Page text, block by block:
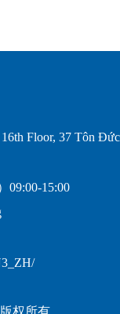
Floor, 37 Tôn
09:00-15:00
权所有